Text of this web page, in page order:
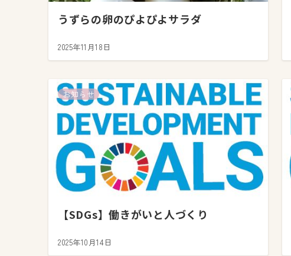
うずらの卵のぴよぴよサラダ
2025年11月18日
お知らせ
【SDGs】働きがいと人づくり
2025年10月14日